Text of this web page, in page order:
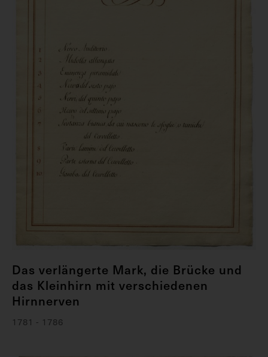
Das verlängerte Mark, die Brücke und
das Kleinhirn mit verschiedenen
Hirnnerven
1781 - 1786